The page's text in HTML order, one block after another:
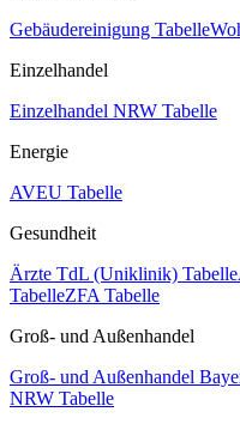
Gebäudereinigung Tabelle
Einzelhandel
Einzelhandel NRW Tabelle
Energie
AVEU Tabelle
Gesundheit
Ärzte TdL (Uniklinik) Tabelle
TabelleZFA Tabelle
Groß- und Außenhandel
Groß- und Außenhandel
NRW Tabelle